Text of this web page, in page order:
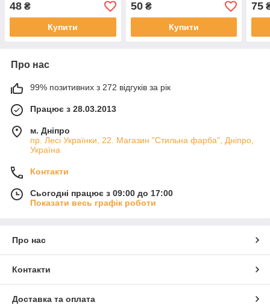
48 ₴
Купити
50₴
Купити
75
Про нас
99% позитивних з 272 відгуків за рік
Працює з 28.03.2013
м. Дніпро
пр. Лесі Українки, 22. Магазин "Стильна фарба", Дніпро,
Україна
Контакти
Сьогодні працює з 09:00 до 17:00
Показати весь графік роботи
Про нас
Контакти
Доставка та оплата